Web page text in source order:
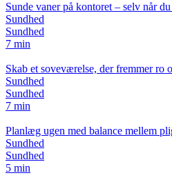
Sunde vaner på kontoret – selv når
Sundhed
Sundhed
7 min
Skab et soveværelse, der fremmer ro
Sundhed
Sundhed
7 min
Planlæg ugen med balance mellem
Sundhed
Sundhed
5 min